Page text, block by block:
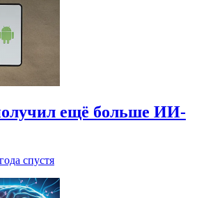
ещё больше ИИ-
спустя